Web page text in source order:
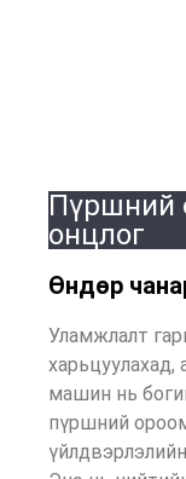
Пүршний
онцлог
Өндөр
Уламжлалт
машин нь
пүршний